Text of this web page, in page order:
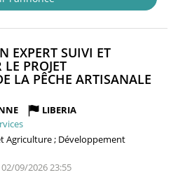
EXPERT SUIVI ET
PROJET
LA PÊCHE ARTISANALE
LIBERIA
Agriculture ; Développement
09/2026 23:55